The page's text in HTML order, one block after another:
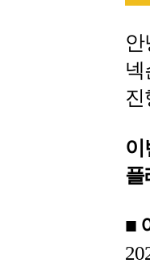
안
넥
진
이
플
■